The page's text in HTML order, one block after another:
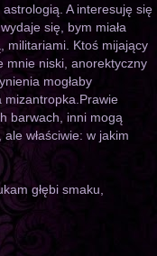
A interesuję się
się, bym miała
militariami. Ktoś mijający
mnie niski, anorektyczny
mogłaby
mizantropka.Prawie
barwach, inni mogą
właściwie: w jakim
głębi smaku,